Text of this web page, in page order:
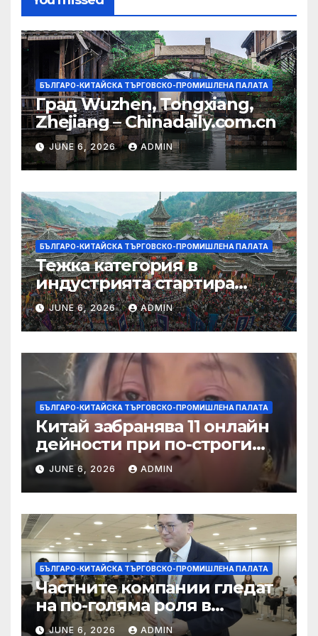
БЪЛГАРО-КИТАЙСКА ТЪРГОВСКО-ПРОМИШЛЕНА ПАЛАТА
Град Wuzhen, Tongxiang,
Zhejiang – Chinadaily.com.cn
JUNE 6, 2026 ADMIN
БЪЛГАРО-КИТАЙСКА ТЪРГОВСКО-ПРОМИШЛЕНА ПАЛАТА
Тежка категория в
индустрията стартира
алианс за космическа
слънчева енергия
JUNE 6, 2026 ADMIN
БЪЛГАРО-КИТАЙСКА ТЪРГОВСКО-ПРОМИШЛЕНА ПАЛАТА
Китай забранява 11 онлайн
дейности при по-строги
правила за ограничаване на
слуховете и
кибернасилниците
JUNE 6, 2026 ADMIN
БЪЛГАРО-КИТАЙСКА ТЪРГОВСКО-ПРОМИШЛЕНА ПАЛАТА
Частните компании гледат
на по-голяма роля в
стратегическата
JUNE 6, 2026 ADMIN